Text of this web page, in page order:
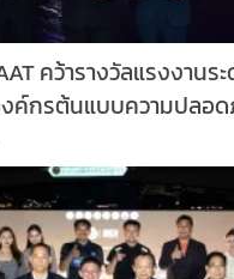
คว้ารางวัลแรงงานร
ค์กรต้นแบบความปลอ